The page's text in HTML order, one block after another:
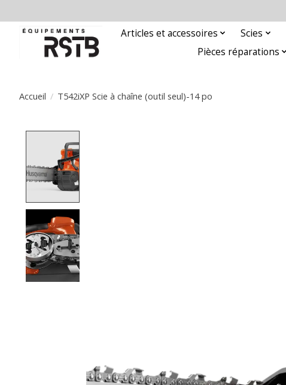
Articles et accessoires Scies
Pièces réparations
Accueil / T542iXP Scie à chaîne (outil seul)-14 po